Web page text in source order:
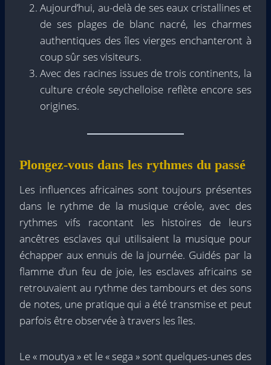
Aujourd’hui, au-delà de ses eaux cristallines et
de ses plages de blanc nacré, les charmes
authentiques des îles vierges enchanteront à
coup sûr ses visiteurs.
Avec des racines issues de trois continents, la
culture créole seychelloise reflète encore ses
origines.
Plongez-vous dans les rythmes du passé
Les influences africaines sont toujours présentes
dans le rythme de la musique créole, avec des
rythmes vifs racontant les histoires de leurs
ancêtres esclaves qui utilisaient la musique pour
échapper aux ennuis de la journée. Guidés par la
flamme d’un feu de joie, les esclaves africains se
retrouvaient au rythme des tambours et des sons
de notes, une pratique qui a été transmise et peut
parfois être observée à travers les îles.
Le « moutya » et le « sega » sont quelques-unes des